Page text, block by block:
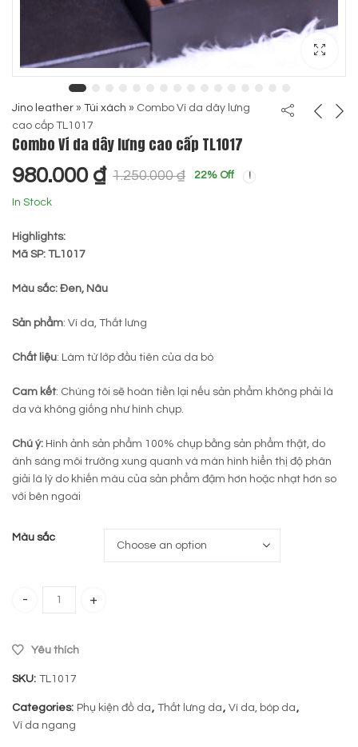
Jino leather » Túi xách » Combo Ví da dây lưng
cao cấp TL1017
Combo Ví da dây lưng cao cấp TL1017
1.250.000₫
980.000 ₫ 22% Off
In Stock
Highlights:
Mã SP: TL1017
Màu sắc: Đen, Nâu
Sản phẩm: Ví da, Thắt lưng
Chất liệu: Làm từ lớp đầu tiên của da bò
Cam kết: Chúng tôi sẽ hoàn tiền lại nếu sản phẩm không phải là
da và không giống như hình chụp.
Chú ý: Hình ảnh sản phẩm 100% chụp bằng sản phẩm thật, do
ánh sáng môi trường xung quanh và màn hình hiển thị độ phân
giải là lý do khiến màu của sản phẩm đậm hơn hoặc nhạt hơn so
với bên ngoài
Màu sắc
Combo Ví da dây lưng cao cấp TL1017 quantity
Yêu thích
SKU: TL1017
Categories: Phụ kiện đồ da, Thắt lưng da, Ví da, bóp da,
Ví da ngang